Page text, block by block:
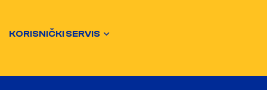
KORISNIČKI SERVIS